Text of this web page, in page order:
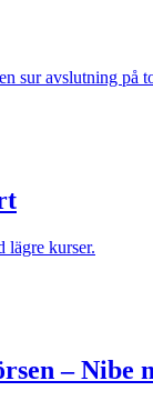
sur avslutning på
lägre kurser.
– Nibe